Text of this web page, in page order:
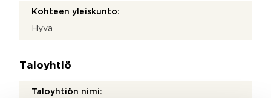
Kohteen yleiskunto:
Hyvä
Taloyhtiö
Taloyhtiön nimi: